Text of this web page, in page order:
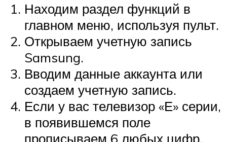
Находим раздел функций в
главном меню, используя пульт.
Открываем учетную запись
Samsung.
Вводим данные аккаунта или
создаем учетную запись.
Если у вас телевизор «Е» серии,
в появившемся поле
прописываем 6 любых цифр.